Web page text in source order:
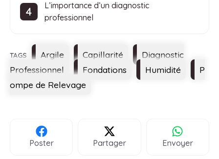
L’importance d’un diagnostic
professionnel
Étiquettes
Argile Capillarité
Diagnostic
Professionnel
Fondations Humidité
P
ompe de Relevage
Poster Partager Envoyer